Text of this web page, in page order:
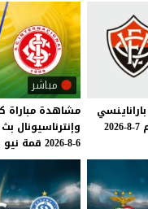
باراناينسي
7-8-2026
مباشر
مشاهدة مباراة
وإنترناسيونال بث
6-8-2026
قمة نيو